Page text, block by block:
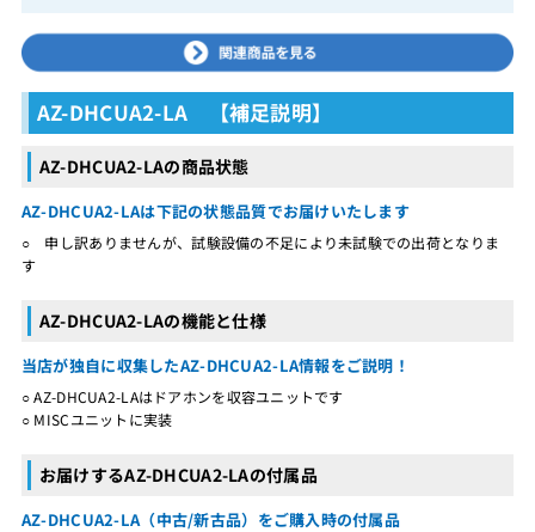
AZ-DHCUA2-LA 【補足説明】
AZ-DHCUA2-LAの商品状態
AZ-DHCUA2-LAは下記の状態品質でお届けいたします
○ 申し訳ありませんが、試験設備の不足により未試験での出荷となりま
す
AZ-DHCUA2-LAの機能と仕様
当店が独自に収集したAZ-DHCUA2-LA情報をご説明！
○ AZ-DHCUA2-LAはドアホンを収容ユニットです
○ MISCユニットに実装
お届けするAZ-DHCUA2-LAの付属品
AZ-DHCUA2-LA（中古/新古品）をご購入時の付属品